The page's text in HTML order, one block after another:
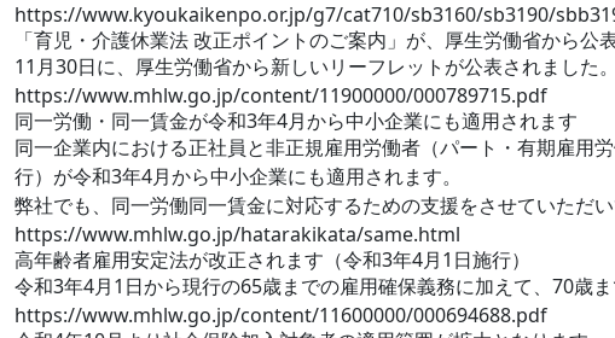
https://www.kyoukaikenpo.or.jp/g7/cat710/sb3160/sb3190/
「育児・介護休業法 改正ポイントのご案内」が、厚生労働省から公
11月30日に、厚生労働省から新しいリーフレットが公表されました。
https://www.mhlw.go.jp/content/11900000/000789715.pdf
同一労働・同一賃金が令和3年4月から中小企業にも適用されます
同一企業内における正社員と非正規雇用労働者（パート・有期雇用
行）が令和3年4月から中小企業にも適用されます。
弊社でも、同一労働同一賃金に対応するための支援をさせていただ
https://www.mhlw.go.jp/hatarakikata/same.html
高年齢者雇用安定法が改正されます（令和3年4月1日施行）
令和3年4月1日から現行の65歳までの雇用確保義務に加えて、70歳
https://www.mhlw.go.jp/content/11600000/000694688.pdf